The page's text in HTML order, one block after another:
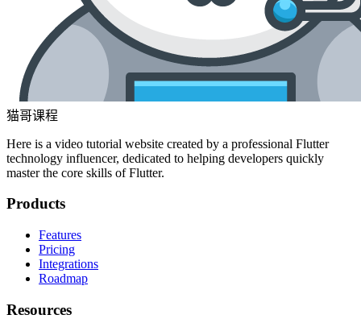
猫哥课程
Here is a video tutorial website created by a professional Flutter
technology influencer, dedicated to helping developers quickly
master the core skills of Flutter.
Products
Features
Pricing
Integrations
Roadmap
Resources